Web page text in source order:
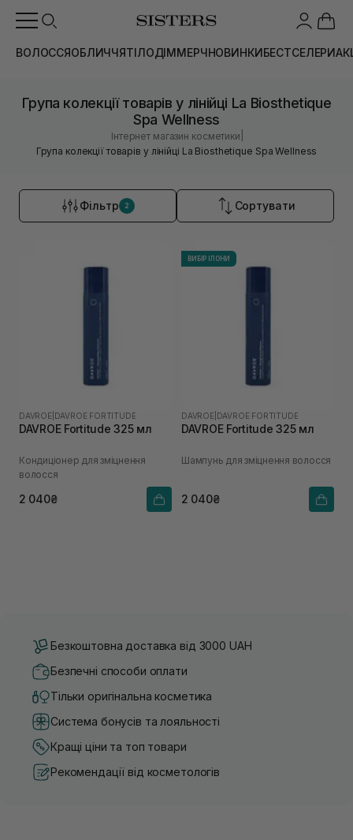
ВОЛОССЯОБЛИЧЧЯТІЛОДІММЕРЧНОВИНКИБЕСТСЕЛЕРИ
Група колекції товарів у лінійці La Biosthetique
Spa Wellness
Інтернет магазин косметики
Група колекції товарів у лінійці La Biosthetique Spa Wellness
Фільтр 2 Сортувати
DAVROE DAVROE FORTITUDE
DAVROE Fortitude 325 мл
Кондиціонер для зміцнення
волосся
2 040₴
ВИБІР ІЛОНИ
DAVROE DAVROE FORTITUDE
DAVROE Fortitude 325 мл
Шампунь для зміцнення волосся
2 040₴
Безкоштовна доставка від 3000 UAH
Безпечні способи оплати
Тільки оригінальна косметика
Система бонусів та лояльності
Кращі ціни та топ товари
Рекомендації від косметологів